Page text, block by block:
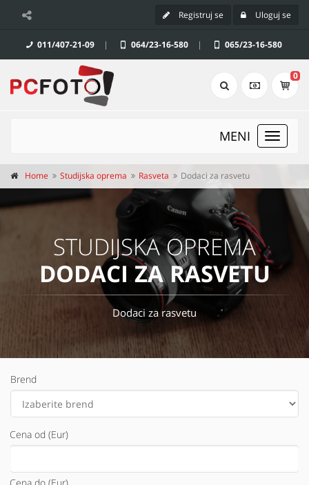
Registruj se Uloguj se
011/407-21-09 | 064/23-16-580 | 065/23-16-580
0
Toggle
MENI
Home Studijska oprema Rasveta Dodaci za rasvetu
STUDIJSKA OPREMA
DODACI ZA RASVETU
Dodaci za rasvetu
Brend
Cena od (Eur)